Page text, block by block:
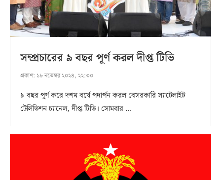
সম্প্রচারের ৯ বছর পূর্ণ করল দীপ্ত টিভি
প্রকাশ: ১৮ নভেম্বর ২০২৪, ২২:৩০
৯ বছর পূর্ণ করে দশম বর্ষে পদার্পন করল বেসরকারি স্যাটেলাইট
টেলিভিশন চ্যানেল, দীপ্ত টিভি। সোমবার …